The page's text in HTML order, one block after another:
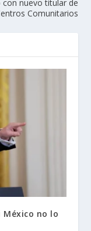
con nuevo titular de
Comunitarios
no lo